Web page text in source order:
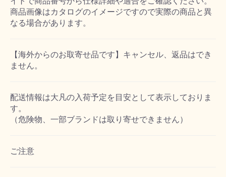
商品画像はカタログのイメージですので実際の商品と異
なる場合があります。
【海外からのお取寄せ品です】キャンセル、返品はでき
ません。
配送情報は大凡の入荷予定を目安として表示しておりま
す。
（危険物、一部ブランドは取り寄せできません）
ご注意